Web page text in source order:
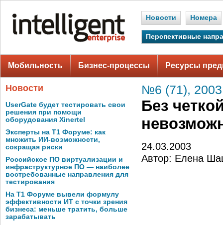
Новости Номера
Перспективные
Мобильность Бизнес-процессы Ресурсы
Новости
UserGate будет тестировать свои
решения при помощи
оборудования Xinertel
Эксперты на Т1 Форуме: как
множить ИИ-возможности,
сокращая риски
Российское ПО виртуализации и
инфраструктурное ПО — наиболее
востребованные направления для
тестирования
На Т1 Форуме вывели формулу
эффективности ИТ с точки зрения
бизнеса: меньше тратить, больше
зарабатывать
№6 (71), 2003
Без
24.03.2003
Автор: Елена